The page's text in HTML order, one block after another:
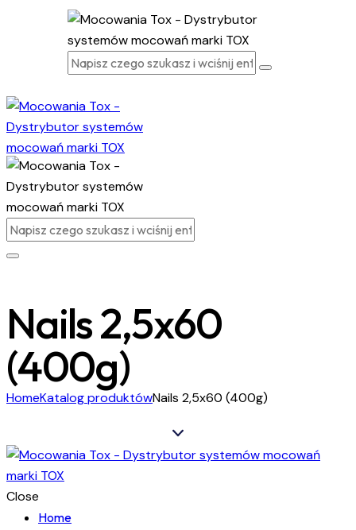
Nails 2,5x60
(400g)
HomeKatalog produktówNails 2,5x60 (400g)
Close
Home